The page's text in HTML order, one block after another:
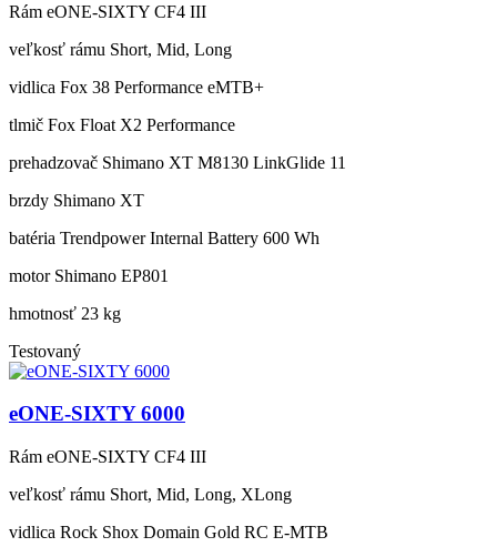
Rám eONE-SIXTY CF4 III
veľkosť rámu Short, Mid, Long
vidlica Fox 38 Performance eMTB+
tlmič Fox Float X2 Performance
prehadzovač Shimano XT M8130 LinkGlide 11
brzdy Shimano XT
batéria Trendpower Internal Battery 600 Wh
motor Shimano EP801
hmotnosť 23 kg
Testovaný
eONE-SIXTY 6000
Rám eONE-SIXTY CF4 III
veľkosť rámu Short, Mid, Long, XLong
vidlica Rock Shox Domain Gold RC E-MTB